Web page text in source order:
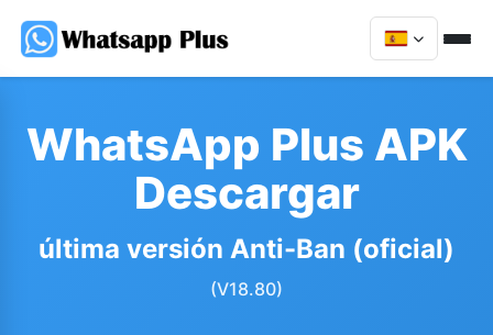
WhatsApp Plus APK
Descargar
última versión Anti-Ban (oficial)
(V18.80)